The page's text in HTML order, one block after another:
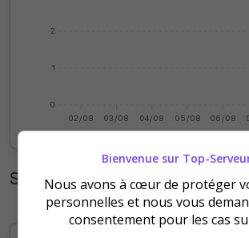
0
1
2
02/08 03/08 04/08 05/08 06/08
Statistiques mensuelles
Bienvenue sur Top-
Nous avons à cœur de protéger
personnelles et nous vous
consentement pour les cas